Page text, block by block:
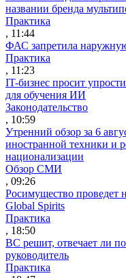
названии бренда
Практика
, 11:44
ФАС запретила
Практика
, 11:23
IT-бизнес просит
для обучения ИИ
Законодательство
, 10:59
Утренний обзор за 6
иностранной техники и
национализации
Обзор СМИ
, 09:26
Росимущество проведет
Global Spirits
Практика
, 18:50
ВС решит, отвечает ли
руководитель
Практика